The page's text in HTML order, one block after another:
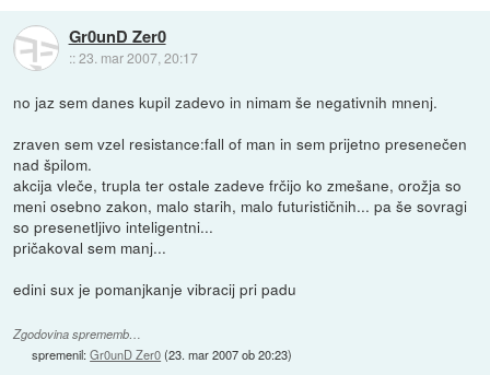
Gr0unD Zer0
::23. mar 2007, 20:17
no jaz sem danes kupil zadevo in nimam še negativnih mnenj.
zraven sem vzel resistance:fall of man in sem prijetno presenečen
nad špilom.
akcija vleče, trupla ter ostale zadeve frčijo ko zmešane, orožja so
meni osebno zakon, malo starih, malo futurističnih... pa še sovragi
so presenetljivo inteligentni...
pričakoval sem manj...
edini sux je pomanjkanje vibracij pri padu
Zgodovina sprememb…
spremenil:Gr0unD Zer0(23. mar 2007 ob 20:23)